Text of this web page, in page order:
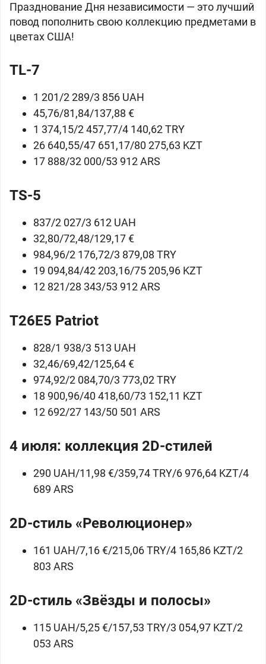
Празднование Дня независимости — это лучший
повод пополнить свою коллекцию предметами в
цветах США!
TL-7
1 201/2 289/3 856 UAH
45,76/81,84/137,88 €
1 374,15/2 457,77/4 140,62 TRY
26 640,55/47 651,17/80 275,63 KZT
17 888/32 000/53 912 ARS
TS-5
837/2 027/3 612 UAH
32,80/72,48/129,17 €
984,96/2 176,72/3 879,08 TRY
19 094,84/42 203,16/75 205,96 KZT
12 821/28 343/53 912 ARS
T26E5 Patriot
828/1 938/3 513 UAH
32,46/69,42/125,64 €
974,92/2 084,70/3 773,02 TRY
18 900,96/40 418,60/73 152,11 KZT
12 692/27 143/50 501 ARS
4 июля: коллекция 2D-стилей
290 UAH/11,98 €/359,74 TRY/6 976,64 KZT/4
689 ARS
2D-стиль «Революционер»
161 UAH/7,16 €/215,06 TRY/4 165,86 KZT/2
803 ARS
2D-стиль «Звёзды и полосы»
115 UAH/5,25 €/157,53 TRY/3 054,97 KZT/2
053 ARS